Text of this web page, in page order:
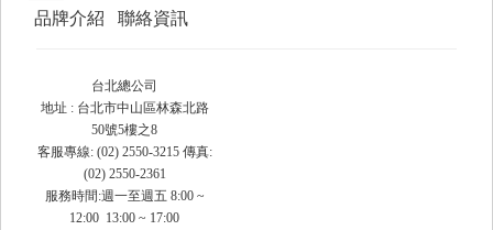
品牌介紹 聯絡資訊
台北總公司
地址 : 台北市中山區林森北路
50號5樓之8
客服專線: (02) 2550-3215 傳真:
(02) 2550-2361
服務時間:週一至週五 8:00 ~
12:00 13:00 ~ 17:00